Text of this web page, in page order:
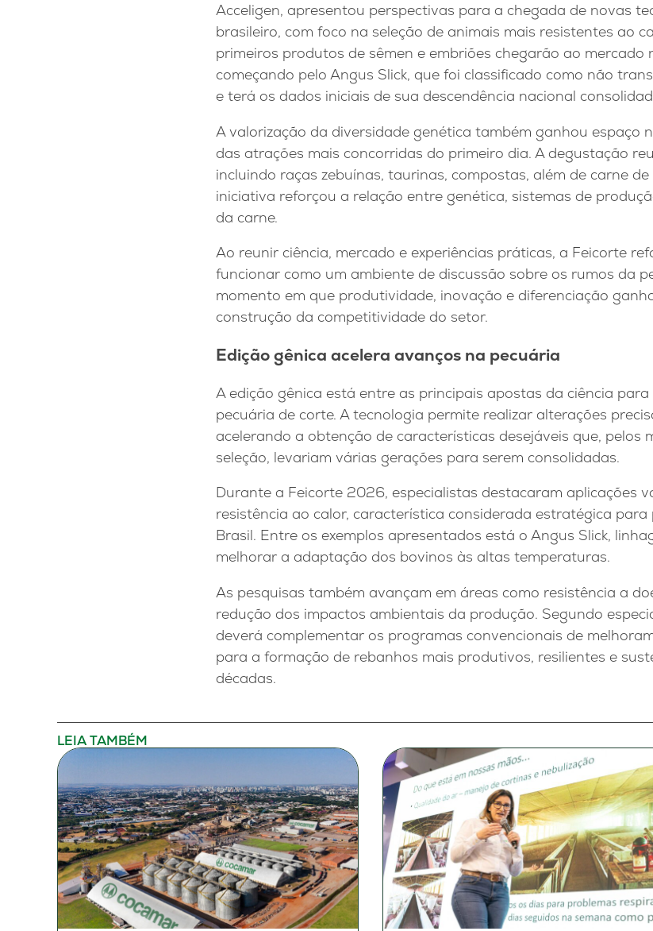
Acceligen, apresentou perspectivas para a chegada de novas
brasileiro, com foco na seleção de animais mais resistentes ao
primeiros produtos de sêmen e embriões chegarão ao mercado
começando pelo Angus Slick, que foi classificado como não
e terá os dados iniciais de sua descendência nacional
A valorização da diversidade genética também ganhou espaço
das atrações mais concorridas do primeiro dia. A degustação
incluindo raças zebuínas, taurinas, compostas, além de carne
iniciativa reforçou a relação entre genética, sistemas de
da carne.
Ao reunir ciência, mercado e experiências práticas, a Feicorte
funcionar como um ambiente de discussão sobre os rumos da
momento em que produtividade, inovação e diferenciação
construção da competitividade do setor.
Edição gênica acelera avanços na pecuária
A edição gênica está entre as principais apostas da ciência
pecuária de corte. A tecnologia permite realizar alterações
acelerando a obtenção de características desejáveis que, pelos
seleção, levariam várias gerações para serem consolidadas.
Durante a Feicorte 2026, especialistas destacaram aplicações
resistência ao calor, característica considerada estratégica
Brasil. Entre os exemplos apresentados está o Angus Slick,
melhorar a adaptação dos bovinos às altas temperaturas.
As pesquisas também avançam em áreas como resistência a
redução dos impactos ambientais da produção. Segundo
deverá complementar os programas convencionais de
para a formação de rebanhos mais produtivos, resilientes e
décadas.
LEIA TAMBÉM